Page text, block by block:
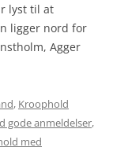
lyst til at
ligger nord for
Agger
, Kroophold
gode anmeldelser,
med